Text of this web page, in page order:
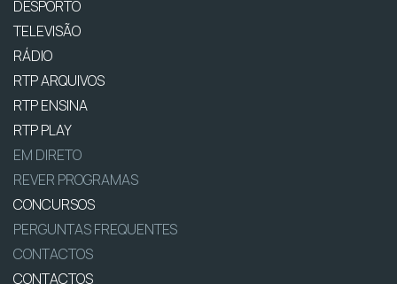
DESPORTO
TELEVISÃO
RÁDIO
RTP ARQUIVOS
RTP ENSINA
RTP PLAY
EM DIRETO
REVER PROGRAMAS
CONCURSOS
PERGUNTAS FREQUENTES
CONTACTOS
CONTACTOS